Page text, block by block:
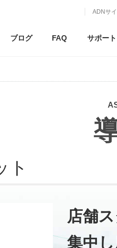
ADNサイ
ブログ FAQ サポート
ト
店舗
集中